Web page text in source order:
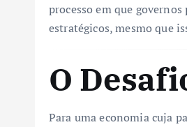
processo em que
estratégicos, mesmo que
O
Para uma economia cuja